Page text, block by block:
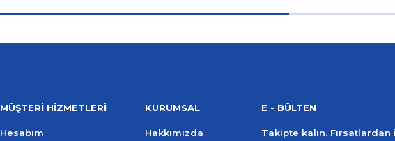
MÜŞTERİ HİZMETLERİ
Hesabım
KURUMSAL
Hakkımızda
E - BÜLTEN
Takipte kalın.